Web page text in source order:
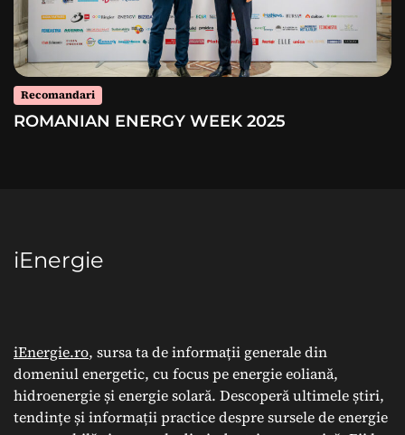
Recomandari
ROMANIAN ENERGY WEEK 2025
iEnergie
iEnergie.ro, sursa ta de informații generale din
domeniul energetic, cu focus pe energie eoliană,
hidroenergie și energie solară. Descoperă ultimele știri,
tendințe și informații practice despre sursele de energie